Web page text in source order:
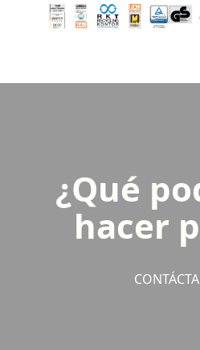
¿Qué
hacer